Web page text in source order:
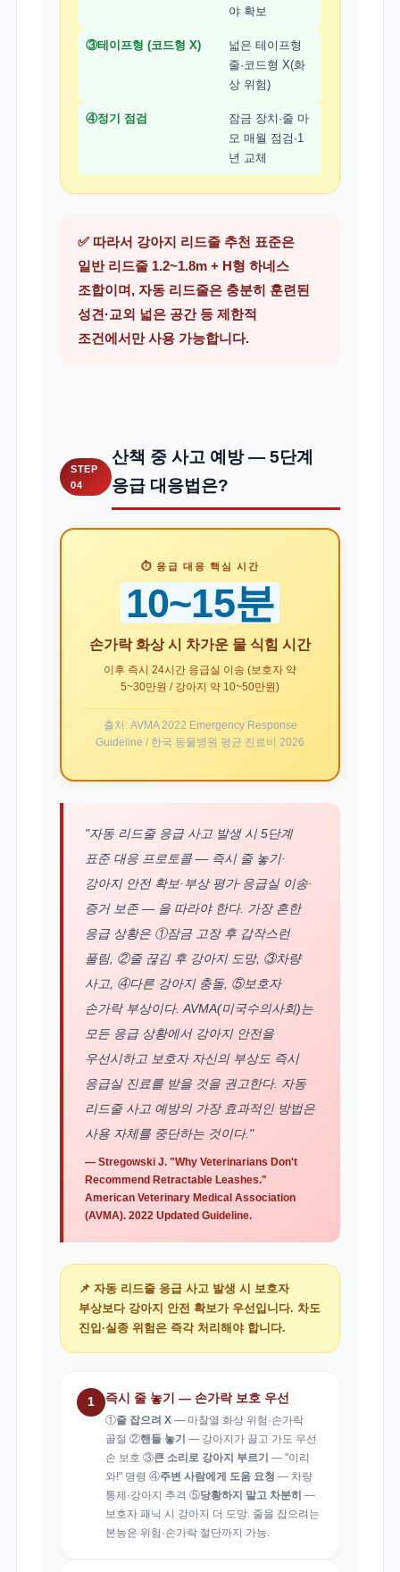
야 확보
③테이프형 (코드형 X)
넓은 테이프형
줄·코드형 X(화
상 위험)
④정기 점검
잠금 장치·줄 마
모 매월 점검·1
년 교체
✅ 따라서 강아지 리드줄 추천 표준은
일반 리드줄 1.2~1.8m + H형 하네스
조합이며, 자동 리드줄은 충분히 훈련된
성견·교외 넓은 공간 등 제한적
조건에서만 사용 가능합니다.
STEP
04
산책 중 사고 예방 — 5단계
응급 대응법은?
⏱️ 응급 대응 핵심 시간
10~15분
손가락 화상 시 차가운 물 식힘 시간
이후 즉시 24시간 응급실 이송 (보호자 약
5~30만원 / 강아지 약 10~50만원)
출처: AVMA 2022 Emergency Response
Guideline / 한국 동물병원 평균 진료비 2026
"자동 리드줄 응급 사고 발생 시 5단계
표준 대응 프로토콜 — 즉시 줄 놓기·
강아지 안전 확보·부상 평가·응급실 이송·
증거 보존 — 을 따라야 한다. 가장 흔한
응급 상황은 ①잠금 고장 후 갑작스런
풀림, ②줄 끊김 후 강아지 도망, ③차량
사고, ④다른 강아지 충돌, ⑤보호자
손가락 부상이다. AVMA(미국수의사회)는
모든 응급 상황에서 강아지 안전을
우선시하고 보호자 자신의 부상도 즉시
응급실 진료를 받을 것을 권고한다. 자동
리드줄 사고 예방의 가장 효과적인 방법은
사용 자체를 중단하는 것이다."
— Stregowski J. "Why Veterinarians Don't
Recommend Retractable Leashes."
American Veterinary Medical Association
(AVMA). 2022 Updated Guideline.
📌 자동 리드줄 응급 사고 발생 시 보호자
부상보다 강아지 안전 확보가 우선입니다. 차도
진입·실종 위험은 즉각 처리해야 합니다.
1 즉시 줄 놓기 — 손가락 보호 우선
①줄 잡으려 X— 마찰열 화상 위험·손가락
골절 ②핸들 놓기 — 강아지가 끌고 가도 우선
손 보호 ③큰 소리로 강아지 부르기 — "이리
와!" 명령 ④주변 사람에게 도움 요청 — 차량
통제·강아지 추격 ⑤당황하지 말고 차분히 —
보호자 패닉 시 강아지 더 도망. 줄을 잡으려는
본능은 위험·손가락 절단까지 가능.